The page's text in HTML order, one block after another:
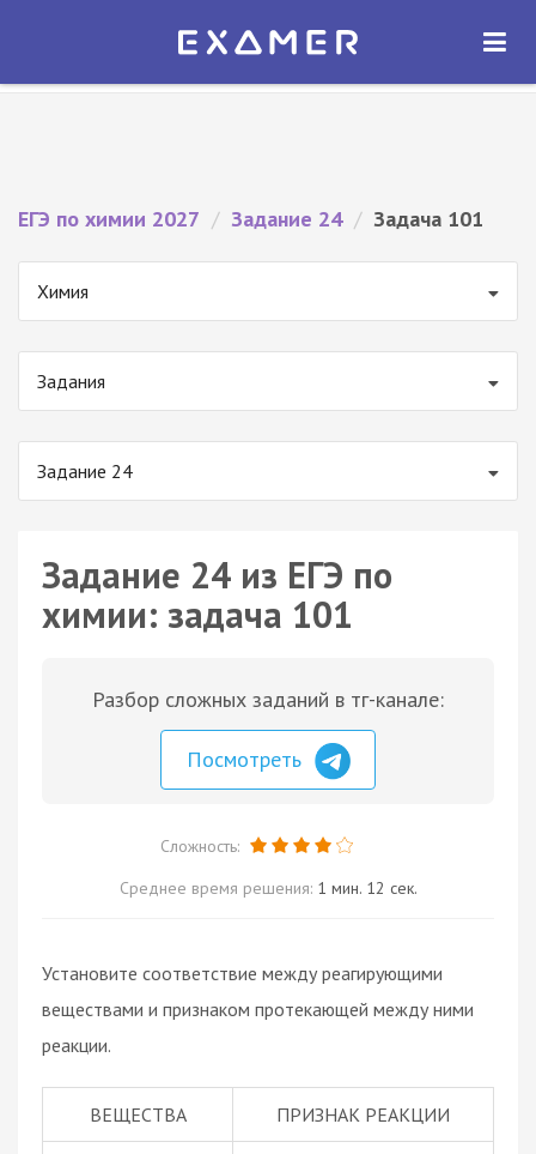
Экзамер — ЕГЭ 2027
ОТКРЫТЬ
ЕГЭ по химии 2027 / Задание 24 / Задача 101
Химия
Задания
Задание 24
Задание 24 из ЕГЭ по
химии: задача 101
Разбор сложных заданий в тг-канале:
Посмотреть
Сложность:
Среднее время решения: 1 мин. 12 сек.
Установите соответствие между реагирующими
веществами и признаком протекающей между ними
реакции.
ВЕЩЕСТВА ПРИЗНАК РЕАКЦИИ